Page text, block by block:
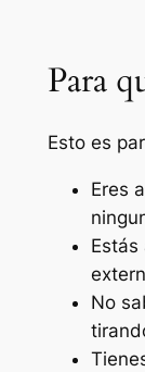
Para
Esto es
Eres
No